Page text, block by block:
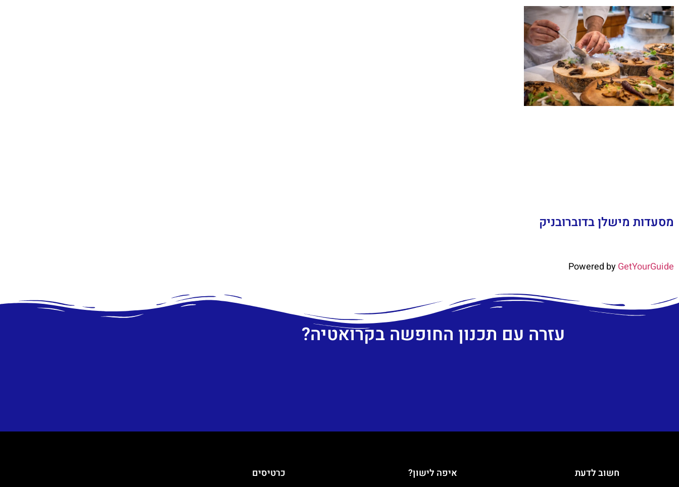
מסעדות מישלן בדוברובניק
Powered byGetYourGuide
עזרה עם תכנון החופשה בקרואטיה?
חשוב לדעת
איפה לישון?
כרטיסים